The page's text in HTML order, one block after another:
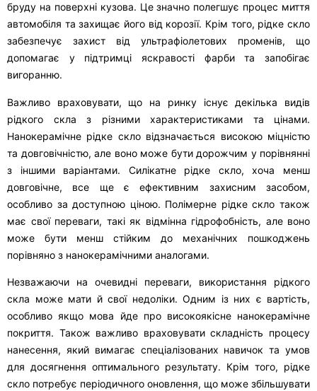
бруду на поверхні кузова. Це значно полегшує процес миття
автомобіля та захищає його від корозії. Крім того, рідке скло
забезпечує захист від ультрафіолетових променів, що
допомагає у підтримці яскравості фарби та запобігає
вигоранню.
Важливо враховувати, що на ринку існує декілька видів
рідкого скла з різними характеристиками та цінами.
Нанокерамічне рідке скло відзначається високою міцністю
та довговічністю, але воно може бути дорожчим у порівнянні
з іншими варіантами. Силікатне рідке скло, хоча менш
довговічне, все ще є ефективним захисним засобом,
особливо за доступною ціною. Полімерне рідке скло також
має свої переваги, такі як відмінна гідрофобність, але воно
може бути менш стійким до механічних пошкоджень
порівняно з нанокерамічними аналогами.
Незважаючи на очевидні переваги, використання рідкого
скла може мати й свої недоліки. Одним із них є вартість,
особливо якщо мова йде про високоякісне нанокерамічне
покриття. Також важливо враховувати складність процесу
нанесення, який вимагає спеціалізованих навичок та умов
для досягнення оптимального результату. Крім того, рідке
скло потребує періодичного оновлення, що може збільшувати